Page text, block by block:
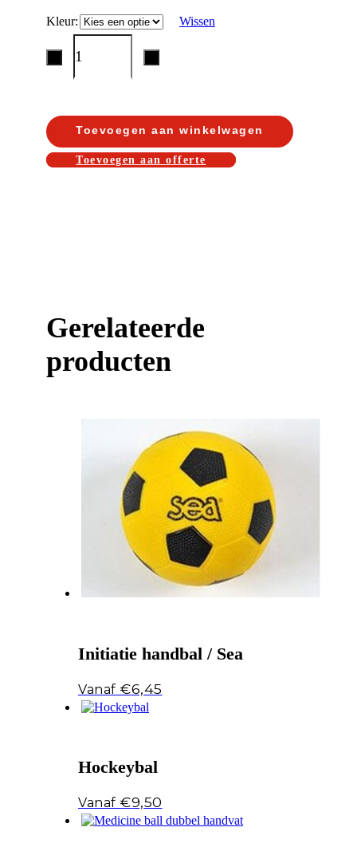
Kleur Wissen
Toevoegen aan winkelwagen
Toevoegen aan offerte
Gerelateerde
producten
Initiatie handbal / Sea
€6,45
Hockeybal
€9,50